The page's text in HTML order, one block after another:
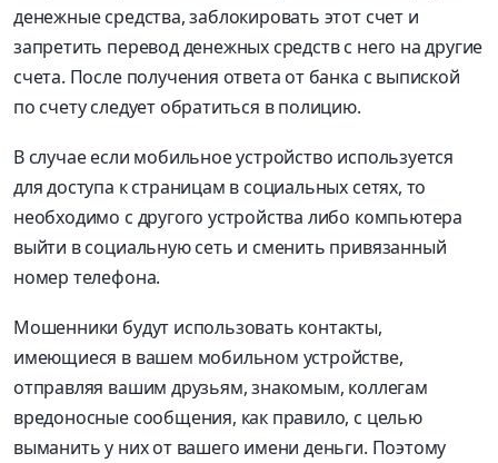
денежные средства, заблокировать этот счет и
запретить перевод денежных средств с него на другие
счета. После получения ответа от банка с выпиской
по счету следует обратиться в полицию.
В случае если мобильное устройство используется
для доступа к страницам в социальных сетях, то
необходимо с другого устройства либо компьютера
выйти в социальную сеть и сменить привязанный
номер телефона.
Мошенники будут использовать контакты,
имеющиеся в вашем мобильном устройстве,
отправляя вашим друзьям, знакомым, коллегам
вредоносные сообщения, как правило, с целью
выманить у них от вашего имени деньги. Поэтому